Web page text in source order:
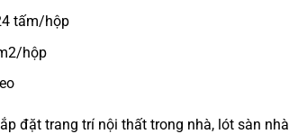
tấm/hộp
hộp
đặt trang trí nội thất trong nhà, lót sàn nhà